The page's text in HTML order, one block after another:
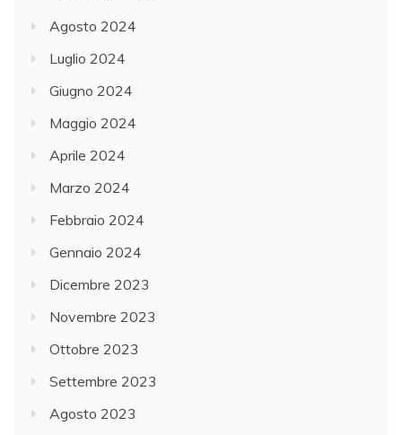
Agosto 2024
Luglio 2024
Giugno 2024
Maggio 2024
Aprile 2024
Marzo 2024
Febbraio 2024
Gennaio 2024
Dicembre 2023
Novembre 2023
Ottobre 2023
Settembre 2023
Agosto 2023